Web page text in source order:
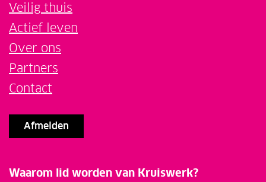
Veilig thuis
Actief leven
Over ons
Partners
Contact
Afmelden
Waarom lid worden van Kruiswerk?